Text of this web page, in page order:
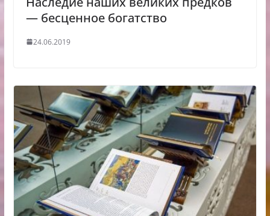
— бесценное богатство
24.06.2019